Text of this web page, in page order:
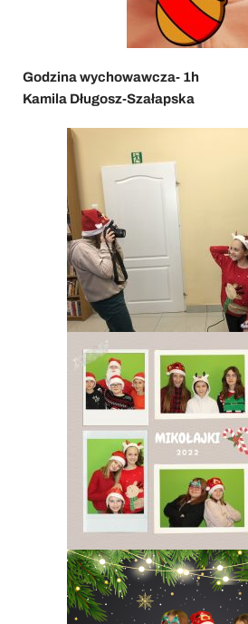
Godzina wychowawcza- 1h
Kamila Długosz-Szałapska